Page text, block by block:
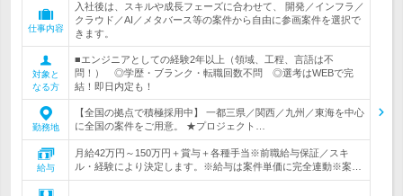
仕事内容
入社後は、スキルや成長フェーズに合わせて、 開発／インフラ／
クラウド／AI／メタバース等の案件から自由に参画案件を選択で
きます。
対象と
なる方
■エンジニアとしての経験2年以上（領域、工程、言語は不
問！） ◎学歴・ブランク・転職回数不問 ◎選考はWEBで完
結！即日内定も！
勤務地
【全国の拠点で積極採用中】 一都三県／関西／九州／東海を中心
に全国の案件をご用意。 ★プロジェクト…
給与
月給42万円～150万円＋賞与＋各種手当※前職給与保証／スキ
ル・経験により決定します。※給与は案件単価に完全連動※案…